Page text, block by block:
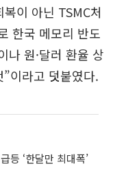
이 아닌 TSMC처
한국 메모리 반도
나 원·달러 환율 상
이라고 덧붙였다.
등 ‘한달만 최대폭’